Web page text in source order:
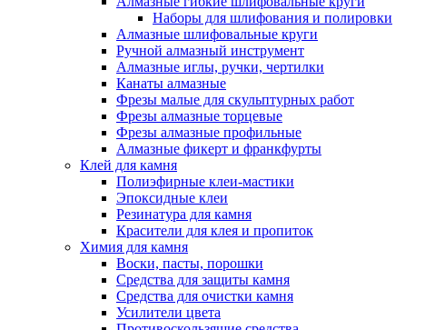
Наборы для шлифования и полировки
Алмазные шлифовальные круги
Ручной алмазный инструмент
Алмазные иглы, ручки, чертилки
Канаты алмазные
Фрезы малые для скульптурных работ
Фрезы алмазные торцевые
Фрезы алмазные профильные
Алмазные фикерт и франкфурты
Клей для камня
Полиэфирные клеи-мастики
Эпоксидные клеи
Резинатура для камня
Красители для клея и пропиток
Химия для камня
Воски, пасты, порошки
Средства для защиты камня
Средства для очистки камня
Усилители цвета